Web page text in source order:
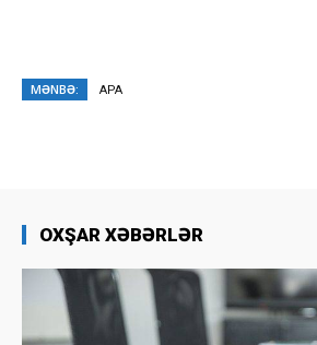
MƏNBƏ: APA
OXŞAR XƏBƏRLƏR